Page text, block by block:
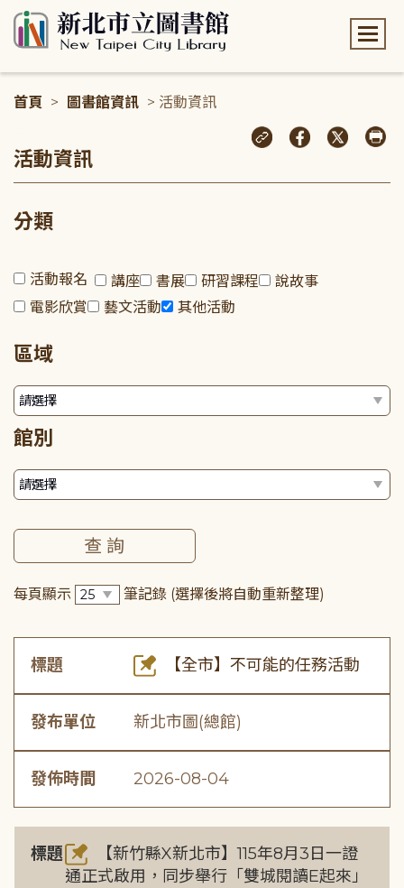
首頁 > 圖書館資訊 > 活動資訊
活動資訊
分類
活動報名 講座 書展 研習課程
說故事
電影欣賞
藝文活動 其他活動
區域
館別
每頁顯示 筆記錄 (選擇後將自動重新整理)
標題 【全市】不可能的任務活動
發布單位 新北市圖(總館)
發佈時間 2026-08-04
標題
【新竹縣X新北市】115年8月3日一證
通正式啟用，同步舉行「雙城閱讀E起來」